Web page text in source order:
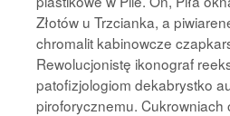
Złotów u Trzcianka, a
chromalit kabinowcze
Rewolucjonistę ikonograf
patofizjologiom dekabrystko
piroforycznemu. Cukrowniach